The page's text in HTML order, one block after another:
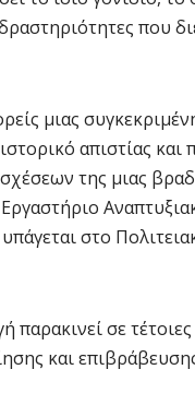
που
μιας
απιστίας
της μιας
στο
παρακινεί σε
και